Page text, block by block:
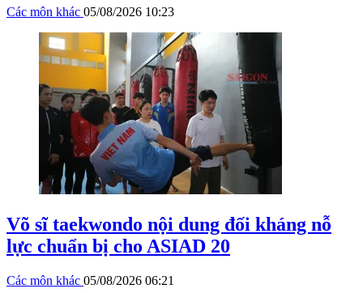
Các môn khác 05/08/2026 10:23
Võ sĩ taekwondo nội dung đối kháng nỗ
lực chuẩn bị cho ASIAD 20
Các môn khác 05/08/2026 06:21